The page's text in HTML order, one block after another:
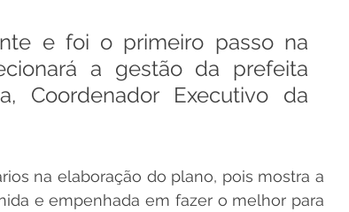
e foi o primeiro passo na
a gestão da prefeita
Coordenador Executivo da
na elaboração do plano, pois mostra a
e empenhada em fazer o melhor para